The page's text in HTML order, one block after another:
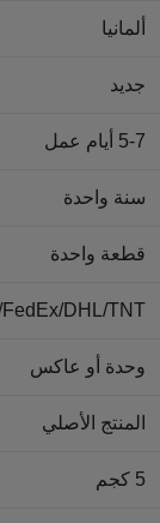
ألمانيا
جديد
5-7 أيام عمل
سنة واحدة
قطعة واحدة
DHL/TNT
وحدة أو عاكس
المنتج الأصلي
5 كجم